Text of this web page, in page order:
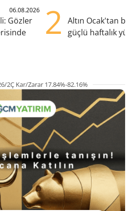
06.08.2026
Gözler
2
Altın Ocak'tan
güçlü haftalık
2Ç Kar/Zarar 17.84%-82.16%